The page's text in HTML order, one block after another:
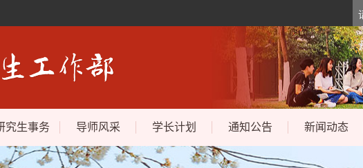
究生事务 导师风采 学长计划 通知公告 新闻动态